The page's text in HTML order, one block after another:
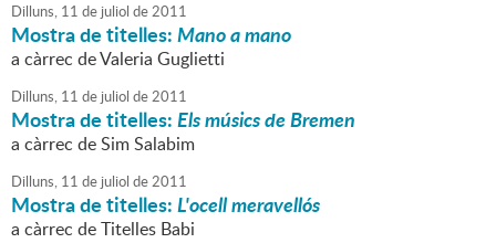
Dilluns, 11 de juliol de2011
Mostra de titelles:Mano a mano
a càrrec de Valeria Guglietti
Dilluns, 11 de juliol de2011
Mostra de titelles:Els músics de Bremen
a càrrec de Sim Salabim
Dilluns, 11 de juliol de2011
Mostra de titelles:L'ocell meravellós
a càrrec de Titelles Babi